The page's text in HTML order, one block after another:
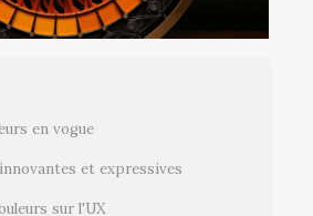
en vogue
et expressives
sur l'UX